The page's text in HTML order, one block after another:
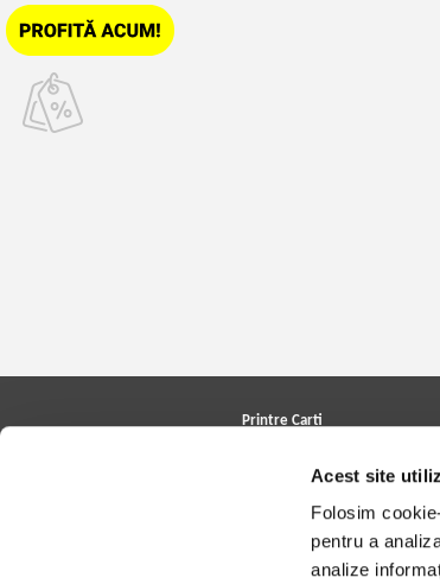
Acest site
Folosim
pentru a
analize
Printre Carti
Cele mai căutate cărți
Blog Printre Carti